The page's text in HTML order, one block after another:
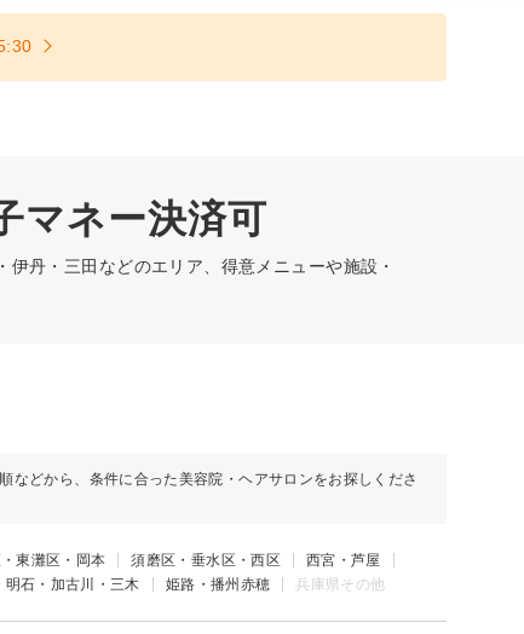
マネー決済可
丹・三田などのエリア、得意メニューや施設・
などから、条件に合った美容院・ヘアサロンをお探しくださ
東灘区・岡本 須磨区・垂水区・西区
西宮・芦屋
明石・加古川・三木 姫路・播州赤穂 兵庫県その他